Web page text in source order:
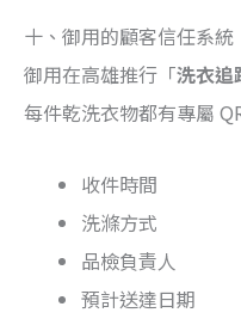
十、御用的顧客信任系統
御用在高雄推行「洗衣追
每件乾洗衣物都有專屬
收件時間
洗滌方式
品檢負責人
預計送達日期